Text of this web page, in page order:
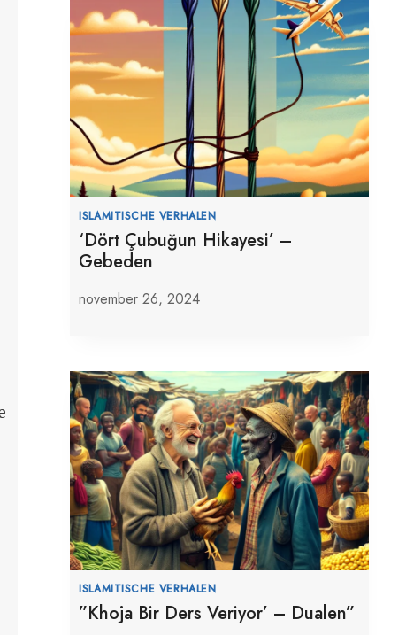
ISLAMITISCHE VERHALEN
‘Dört Çubuğun Hikayesi’ –
Gebeden
november 26, 2024
ISLAMITISCHE VERHALEN
”Khoja Bir Ders Veriyor’ – Dualen”